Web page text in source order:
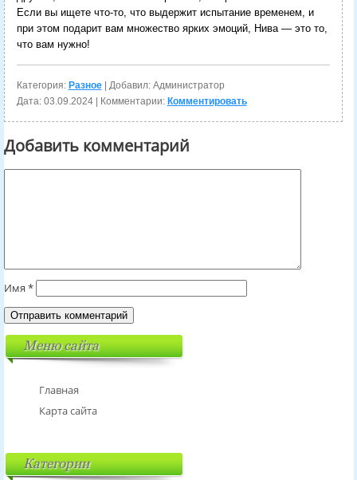
Если вы ищете что-то, что выдержит испытание временем, и
при этом подарит вам множество ярких эмоций, Нива — это то,
что вам нужно!
Категория: Разное| Добавил: Администратор
Дата: 03.09.2024| Комментарии: Комментировать
Добавить комментарий
Имя *
Меню сайта
Главная
Карта сайта
Категории